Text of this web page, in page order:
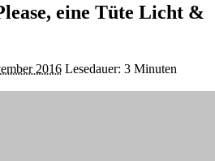
eine Tüte Licht &
2016 Lesedauer: 3 Minuten